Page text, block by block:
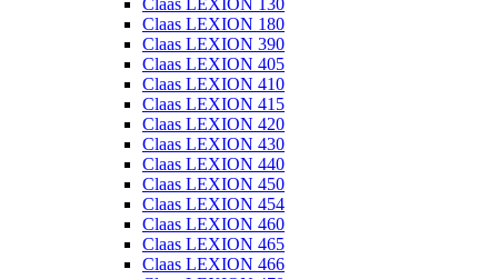
Claas LEXION 130
Claas LEXION 180
Claas LEXION 390
Claas LEXION 405
Claas LEXION 410
Claas LEXION 415
Claas LEXION 420
Claas LEXION 430
Claas LEXION 440
Claas LEXION 450
Claas LEXION 454
Claas LEXION 460
Claas LEXION 465
Claas LEXION 466